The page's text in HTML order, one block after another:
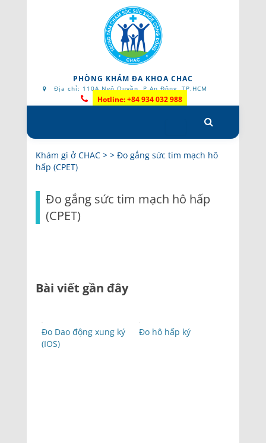
PHÒNG KHÁM ĐA KHOA CHAC
Địa chỉ: 110A Ngô Quyền, P.An Đông, TP.HCM
Hotline: +84 934 032 988
to
content
Khám gì ở CHAC> > Đo gắng sức tim mạch hô
hấp (CPET)
Đo gắng sức tim mạch hô hấp
(CPET)
Bài viết gần đây
Đo Dao động xung ký
(IOS)
Đo hô hấp ký